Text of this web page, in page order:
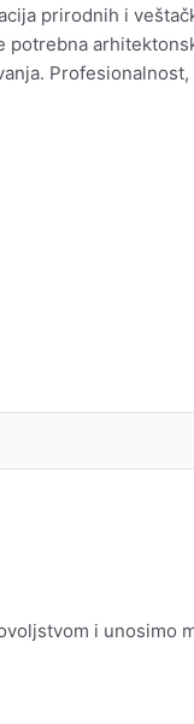
prirodnih i
i unosimo